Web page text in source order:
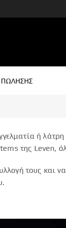
ΠΩΛΗΣΗΣ
ή λάτρη
της Leven,
τους και